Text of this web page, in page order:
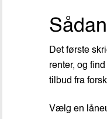
Det første
renter, og
tilbud fra
Vælg en